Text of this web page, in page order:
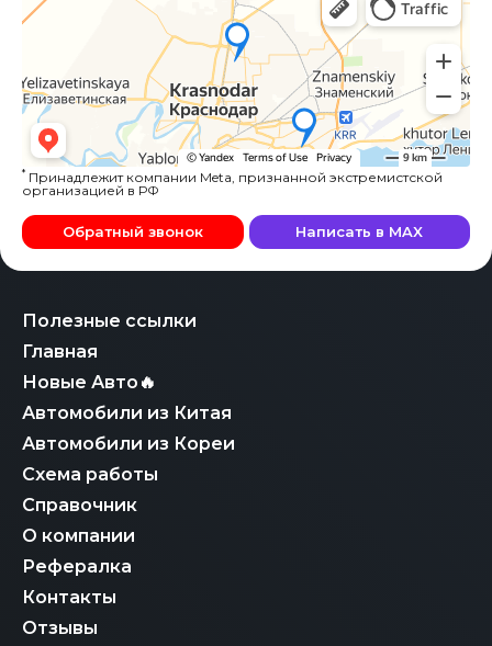
Полезные ссылки
Главная
Новые Авто🔥
Автомобили из Китая
Автомобили из Кореи
Схема работы
Справочник
О компании
Рефералка
Контакты
Отзывы
* Принадлежит компании Meta, признанной экстремистской
организацией в РФ
Обратный звонок Написать в MAX